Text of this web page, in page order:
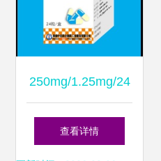
250mg/1.25mg/24
粒瓶装药品 市场
查看详情